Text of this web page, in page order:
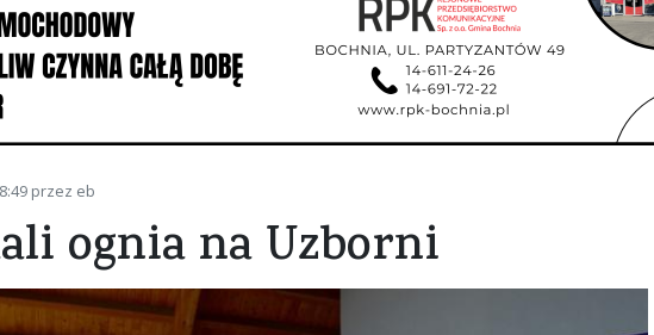
przez eb
ognia na Uzborni